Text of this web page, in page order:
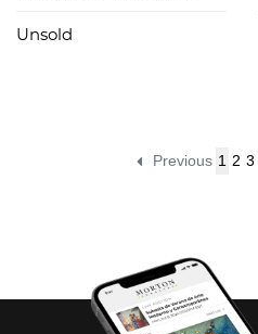
Acabado brillante 28
Unsold
Previous 1 2 3